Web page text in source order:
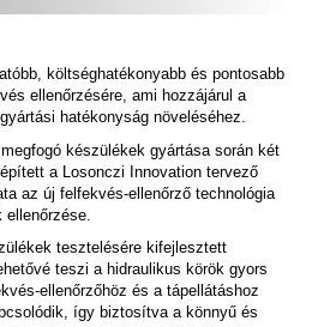
költséghatékonyabb és pontosabb
ellenőrzésére, ami hozzájárul a
hatékonyság növeléséhez.
készülékek gyártása során két
a Losonczi Innovation tervező
az új felfekvés-ellenőrző technológia
tesztelésére kifejlesztett
teszi a hidraulikus körök gyors
ellenőrzőhöz és a tápellátáshoz
így biztosítva a könnyű és